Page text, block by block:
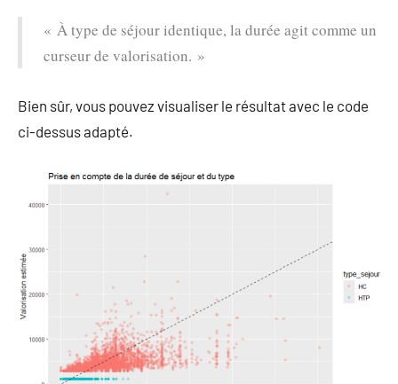
« À type de séjour identique, la durée agit comme un
curseur de valorisation. »
Bien sûr, vous pouvez visualiser le résultat avec le code
ci-dessus adapté.